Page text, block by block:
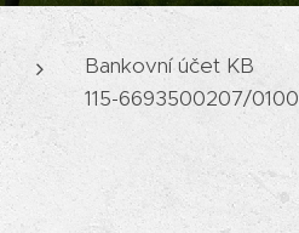
Bankovní účet KB
115-6693500207/0100